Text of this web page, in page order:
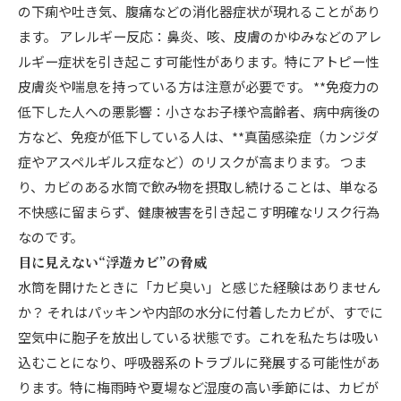
の下痢や吐き気、腹痛などの消化器症状が現れることがあり
ます。 アレルギー反応：鼻炎、咳、皮膚のかゆみなどのアレ
ルギー症状を引き起こす可能性があります。特にアトピー性
皮膚炎や喘息を持っている方は注意が必要です。 **免疫力の
低下した人への悪影響：小さなお子様や高齢者、病中病後の
方など、免疫が低下している人は、**真菌感染症（カンジダ
症やアスペルギルス症など）のリスクが高まります。 つま
り、カビのある水筒で飲み物を摂取し続けることは、単なる
不快感に留まらず、健康被害を引き起こす明確なリスク行為
なのです。
目に見えない“浮遊カビ”の脅威
水筒を開けたときに「カビ臭い」と感じた経験はありません
か？ それはパッキンや内部の水分に付着したカビが、すでに
空気中に胞子を放出している状態です。これを私たちは吸い
込むことになり、呼吸器系のトラブルに発展する可能性があ
ります。特に梅雨時や夏場など湿度の高い季節には、カビが